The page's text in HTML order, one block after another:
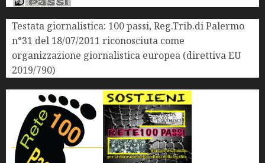
Testata giornalistica: 100 passi, Reg.Trib.di Palermo
n°31 del 18/07/2011 riconosciuta come
organizzazione giornalistica europea (direttiva EU
2019/790)